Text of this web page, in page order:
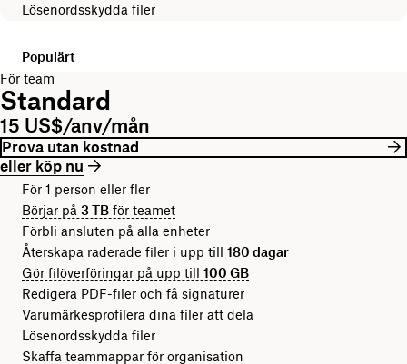
Lösenordsskydda filer
Populärt
För team
Standard
15 US$/anv/mån
Prova utan kostnad
eller köp nu
För 1 person eller fler
Börjar på 3 TB för teamet
Förbli ansluten på alla enheter
Återskapa raderade filer i upp till 180 dagar
Gör filöverföringar på upp till 100 GB
Redigera PDF-filer och få signaturer
Varumärkesprofilera dina filer att dela
Lösenordsskydda filer
Skaffa teammappar för organisation